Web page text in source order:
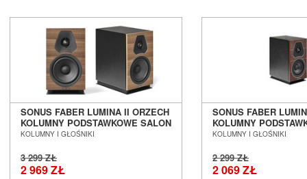
SONUS FABER LUMINA II ORZECH
KOLUMNY PODSTAWKOWE SALON
POZNAŃ WROCŁAW
KOLUMNY I GŁOŚNIKI
3 299 ZŁ
2 969 ZŁ
SONUS FABER
KOLUMNY
POZNAŃ WROCŁAW
KOLUMNY I GŁOŚNIKI
2 299 ZŁ
2 069 ZŁ